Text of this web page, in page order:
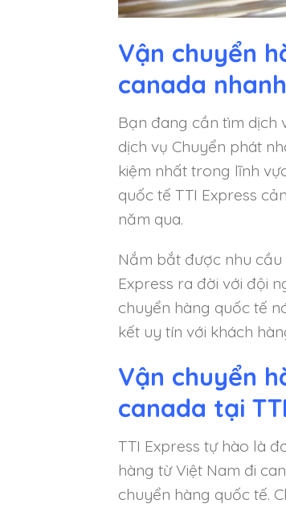
Vận chuyển
canada
Bạn đang cần tìm dịch
dịch vụ Chuyển phát
kiệm nhất trong lĩnh
quốc tế TTI Express
năm qua.
Nắm bắt được nhu
Express ra đời với đội
chuyển hàng quốc tế
kết uy tín với khách
Vận chuyển
canada tại
TTI Express tự hào là
hàng từ Việt Nam đi
chuyển hàng quốc tế.